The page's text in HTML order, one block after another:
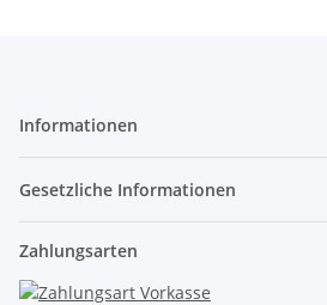
Informationen
Gesetzliche Informationen
Zahlungsarten